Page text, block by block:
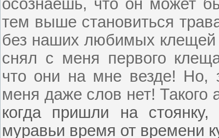
осознаешь, что он может
тем выше становиться
без наших любимых клещей
снял с меня первого
что они на мне везде!
меня даже слов нет!
когда пришли на
муравьи время от времени